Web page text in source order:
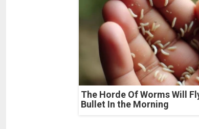
The Horde Of Worms Will
Bullet In the Morning